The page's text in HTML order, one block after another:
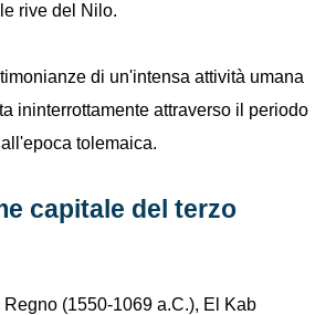
rive del Nilo.
di un'intensa attività umana
ininterrottamente attraverso il periodo
tolemaica.
capitale del terzo
(1550-1069 a.C.), El Kab